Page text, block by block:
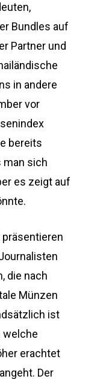
Bundles auf
Partner und
in andere
vor
bereits
man sich
es zeigt auf
die nach
Münzen
ist
welche
erachtet
Der